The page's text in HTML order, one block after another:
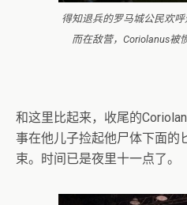
得知退兵的罗马城公民欢呼
而在敌营，Coriolanus被
和这里比起来，收尾的
事在他儿子捡起他尸体下面的
束。时间已是夜里十一点了。